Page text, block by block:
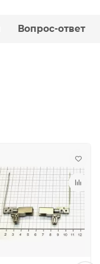
Вопрос-ответ